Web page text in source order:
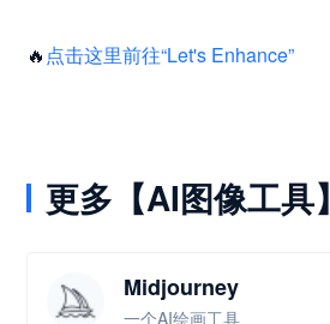
🔥 点击这里前往“Let's Enhance”
更多【AI图像工具】
Midjourney
一个AI绘画工具